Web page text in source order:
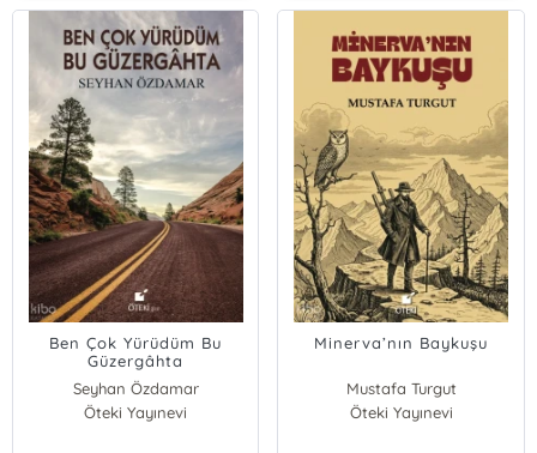
Ben Çok Yürüdüm Bu
Güzergâhta
Seyhan Özdamar
Öteki Yayınevi
Minerva’nın Baykuşu
Mustafa Turgut
Öteki Yayınevi